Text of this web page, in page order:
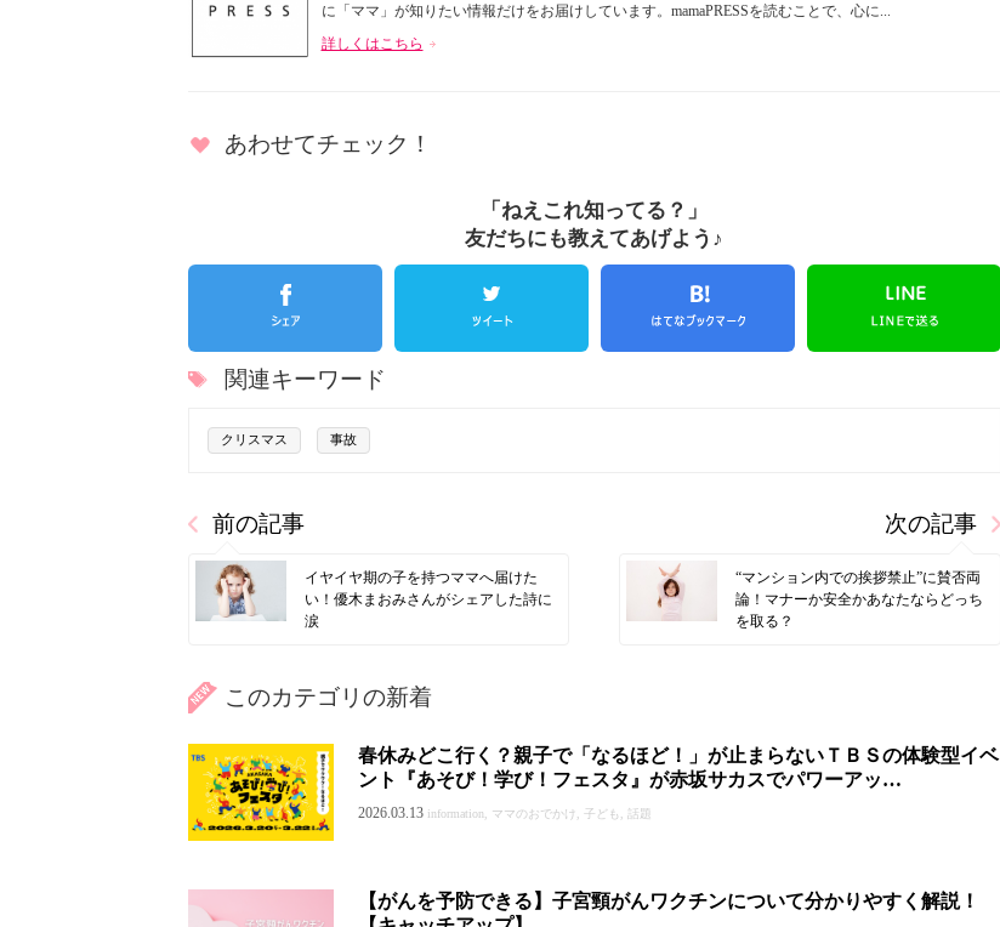
に「ママ」が知りたい情報だけをお届けしています。mamaPRESSを読むことで、心に...
詳しくはこちら
あわせてチェック！
「ねえこれ知ってる？」
友だちにも教えてあげよう♪
関連キーワード
クリスマス 事故
前の記事
イヤイヤ期の子を持つママへ届けた
い！優木まおみさんがシェアした詩に
涙
次の記事
“マンション内での挨拶禁止”に賛否両
論！マナーか安全かあなたならどっち
を取る？
このカテゴリの新着
春休みどこ行く？親子で「なるほど！」が止まらないＴＢＳの体験型イベ
ント『あそび！学び！フェスタ』が赤坂サカスでパワーアッ…
2026.03.13 information, ママのおでかけ, 子ども, 話題
【がんを予防できる】子宮頸がんワクチンについて分かりやすく解説！